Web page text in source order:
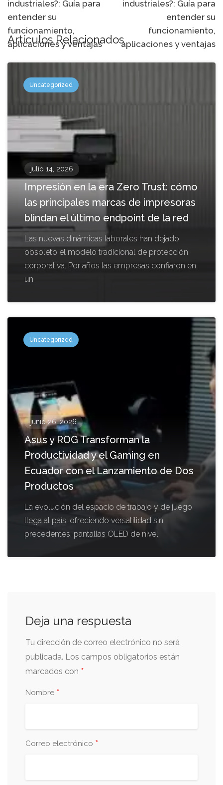
navegación
industriales?: Guía para
entender su
funcionamiento,
aplicaciones y ventajas
industriales?: Guía para
entender su
funcionamiento,
aplicaciones y ventajas
Artículos Relacionados
Uncategorized
julio 14, 2026
Impresión en la era Zero Trust: cómo
las principales marcas de impresoras
blindan el último endpoint de la red
Las nuevas dinámicas laborales han dejado
obsoleto el modelo tradicional de protección
corporativa. Por años las empresas confiaron en
un
Uncategorized
junio 26, 2026
Asus y ROG Transforman la
Productividad y el Gaming en
Ecuador con el Lanzamiento de Dos
Productos
La evolución del espacio de trabajo y de juego
llega al país, ofreciendo versatilidad sin
precedentes, pantallas OLED de nivel
Deja una respuesta
Tu dirección de correo electrónico no será
publicada. Los campos obligatorios están
marcados con *
Nombre *
Correo electrónico *